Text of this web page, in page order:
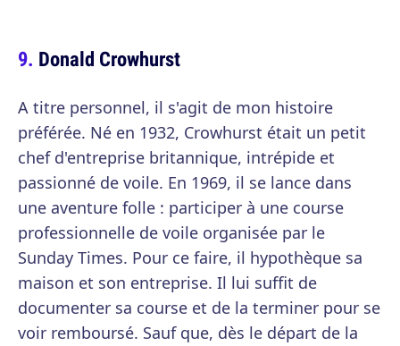
Donald Crowhurst
A titre personnel, il s'agit de mon histoire
préférée. Né en 1932, Crowhurst était un petit
chef d'entreprise britannique, intrépide et
passionné de voile. En 1969, il se lance dans
une aventure folle : participer à une course
professionnelle de voile organisée par le
Sunday Times. Pour ce faire, il hypothèque sa
maison et son entreprise. Il lui suffit de
documenter sa course et de la terminer pour se
voir remboursé. Sauf que, dès le départ de la